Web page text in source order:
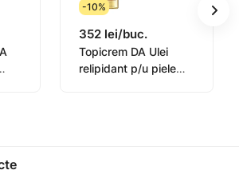
-10%
352 lei/buc.
Topicrem DA Ulei
relipidant p/u piele